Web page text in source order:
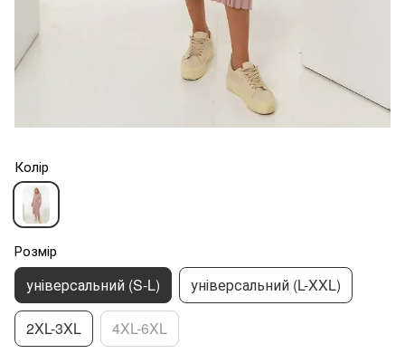
Колір
Розмір
універсальний (S-L) універсальний (L-XXL)
2XL-3XL 4XL-6XL